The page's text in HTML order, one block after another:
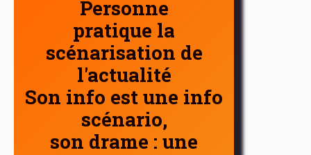
Personne
pratique la
scénarisation de
l'actualité
Son info est une info
scénario,
son drame : une